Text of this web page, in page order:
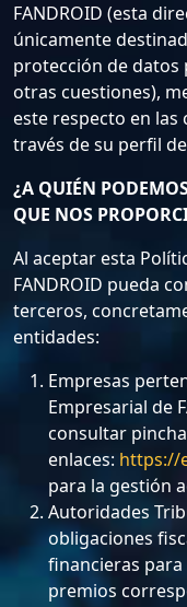
FANDROID (esta
únicamente
protección de datos
otras cuestiones),
este respecto en las
través de su perfil
¿A QUIÉN
QUE NOS
Al aceptar esta
FANDROID pueda
terceros,
entidades:
Empresas
Empresarial de
consultar
enlaces: https://
para la gestión
Autoridades
obligaciones
financieras
premios